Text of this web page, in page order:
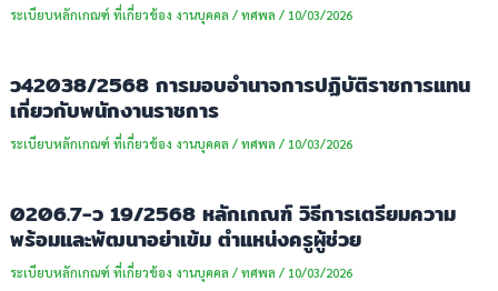
ระเบียบหลักเกณฑ์ ที่เกี่ยวข้อง งานบุคคล / ทศพล / 10/03/2026
ว42038/2568 การมอบอำนาจการปฏิบัติราชการแทน
เกี่ยวกับพนักงานราชการ
ระเบียบหลักเกณฑ์ ที่เกี่ยวข้อง งานบุคคล / ทศพล / 10/03/2026
0206.7-ว 19/2568 หลักเกณฑ์ วิธีการเตรียมความ
พร้อมและพัฒนาอย่าเข้ม ตำแหน่งครูผู้ช่วย
ระเบียบหลักเกณฑ์ ที่เกี่ยวข้อง งานบุคคล / ทศพล / 10/03/2026